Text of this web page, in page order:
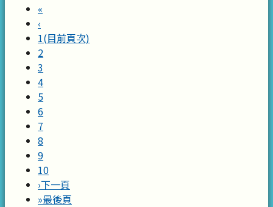
«
‹
1(目前頁次)
2
3
4
5
6
7
8
9
10
›下一頁
»最後頁